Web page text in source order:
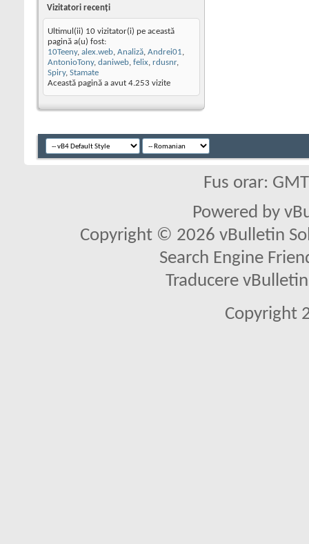
Vizitatori recenţi
Ultimul(ii) 10 vizitator(i) pe această
pagină a(u) fost:
10Teeny, alex.web, Analiză, Andrei01,
AntonioTony, daniweb, felix, rdusnr,
Spiry, Stamate
Această pagină a avut 4.253 vizite
Fus orar:
Powered by
Copyright © 2026 vBulletin
Search Engine
Traducere
Copyright